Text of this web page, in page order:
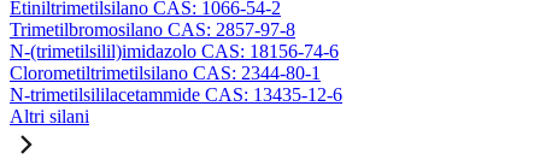
Etiniltrimetilsilano CAS: 1066-54-2
Trimetilbromosilano CAS: 2857-97-8
N-(trimetilsilil)imidazolo CAS: 18156-74-6
Clorometiltrimetilsilano CAS: 2344-80-1
N-trimetilsililacetammide CAS: 13435-12-6
Altri silani